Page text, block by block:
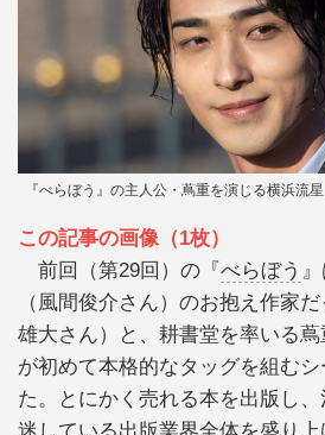
『べらぼう』の主人公・蔦重を演じる横浜流
この記事の画像（1枚）
前回（第29回）の『べらぼう
（風間俊介さん）のお抱え作家
雄大さん）と、耕書堂を率いる蔦
が初めて本格的なタッグを組む
た。とにかく売れる本を出版し